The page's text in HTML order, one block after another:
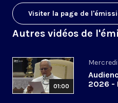
Visiter la page de
Autres vidéos de
01:00
2026 -